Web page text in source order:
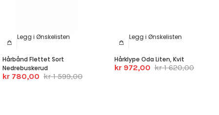
Legg i Ønskelisten
Hårbånd Flettet Sort
Nedrebuskerud
kr 780,00 kr 1 599,00
Legg i Ønskelisten
Hårklype Oda Liten, Kvit
kr 972,00 kr 1 620,00